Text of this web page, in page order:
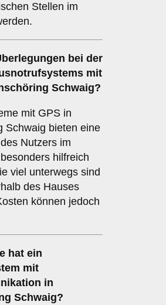
Stellen im
bei der
mit
Schwaig?
mit GPS in
Schwaig bieten eine
Nutzers im
hilfreich
viel unterwegs sind
des Hauses
können jedoch
hat ein
mit
in
Schwaig?